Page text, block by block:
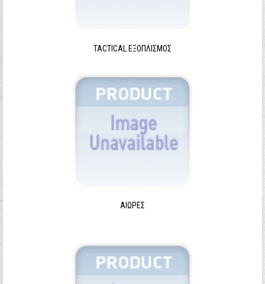
TACTICAL ΕΞΟΠΛΙΣΜΌΣ
ΑΙΩΡΕΣ